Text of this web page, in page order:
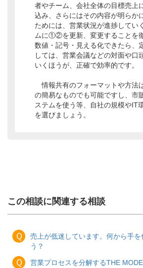
者やチーム、会社全体の目標売上
込み、さらにはその内容が明らか
ためには、営業状況が進捗してい
ムに①②を更新、変更することを
数値・記号・見える化できたら、
しては、営業会議などの対面や口
いくほうが、正確で効率的です。
情報共有のフォーマットや方法
の簡易なものでも可能ですし、市
ステムを使う等、自社の規模やIT
を選びましょう。
この相談に関連する相談
Ｑ
売上が低迷しています。何から手を
う？
Ｑ
営業プロセスを分解するTHE